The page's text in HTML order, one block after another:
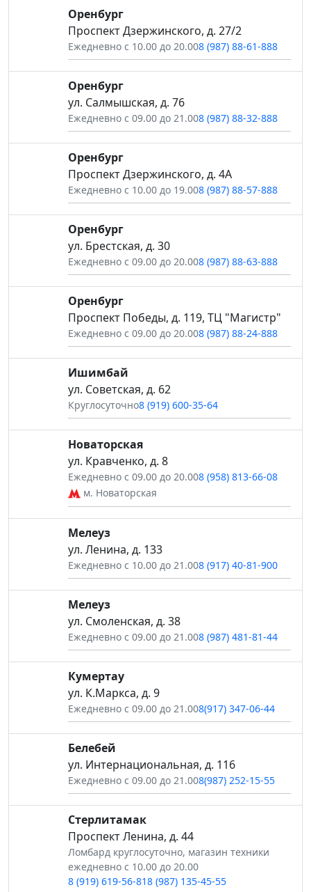
Оренбург
Проспект Дзержинского, д. 27/2
Ежедневно с 10.00 до 20.008 (987) 88-61-888
Оренбург
ул. Салмышская, д. 76
Ежедневно с 09.00 до 21.008 (987) 88-32-888
Оренбург
Проспект Дзержинского, д. 4А
Ежедневно с 10.00 до 19.008 (987) 88-57-888
Оренбург
ул. Брестская, д. 30
Ежедневно с 09.00 до 20.008 (987) 88-63-888
Оренбург
Проспект Победы, д. 119, ТЦ "Магистр"
Ежедневно с 09.00 до 20.008 (987) 88-24-888
Ишимбай
ул. Советская, д. 62
Круглосуточно8 (919) 600-35-64
Новаторская
ул. Кравченко, д. 8
Ежедневно с 09.00 до 20.008 (958) 813-66-08
м. Новаторская
Мелеуз
ул. Ленина, д. 133
Ежедневно с 10.00 до 21.008 (917) 40-81-900
Мелеуз
ул. Смоленская, д. 38
Ежедневно с 09.00 до 21.008 (987) 481-81-44
Кумертау
ул. К.Маркса, д. 9
Ежедневно с 09.00 до 21.008(917) 347-06-44
Белебей
ул. Интернациональная, д. 116
Ежедневно с 09.00 до 21.008(987) 252-15-55
Стерлитамак
Проспект Ленина, д. 44
Ломбард круглосуточно, магазин техники
ежедневно с 10.00 до 20.00
8 (919) 619-56-818 (987) 135-45-55